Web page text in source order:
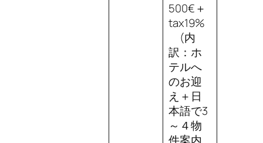
500€＋
tax19%
(内
訳：ホ
テルへ
のお迎
え＋日
本語で3
～４物